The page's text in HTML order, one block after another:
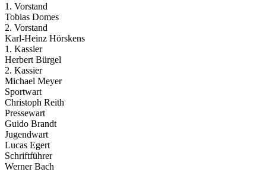
1. Vorstand
Tobias Domes
2. Vorstand
Karl-Heinz Hörskens
1. Kassier
Herbert Bürgel
2. Kassier
Michael Meyer
Sportwart
Christoph Reith
Pressewart
Guido Brandt
Jugendwart
Lucas Egert
Schriftführer
Werner Bach